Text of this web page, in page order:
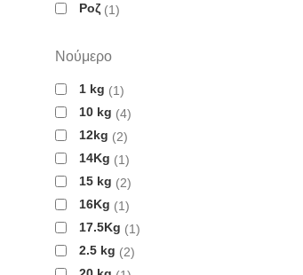
Ροζ
1
Νούμερο
1 kg
1
10 kg
4
12kg
2
14Kg
1
15 kg
2
16Kg
1
17.5Kg
1
2.5 kg
2